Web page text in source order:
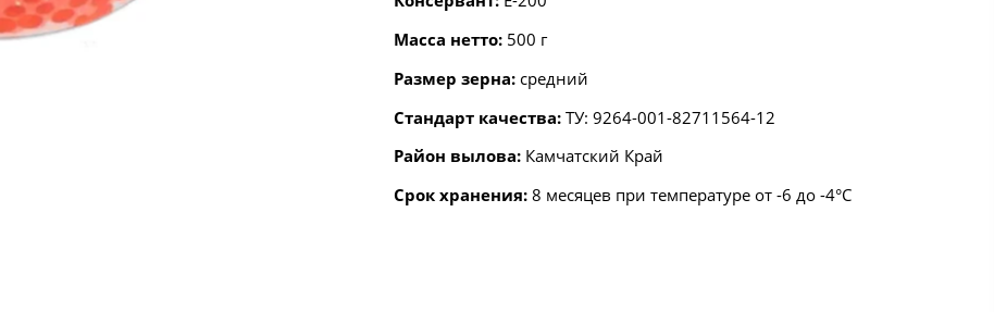
Масса нетто: 500 г
Размер зерна: средний
Стандарт качества: ТУ: 9264-001-82711564-12
Район вылова: Камчатский Край
Срок хранения: 8 месяцев при температуре от -6 до -4°С